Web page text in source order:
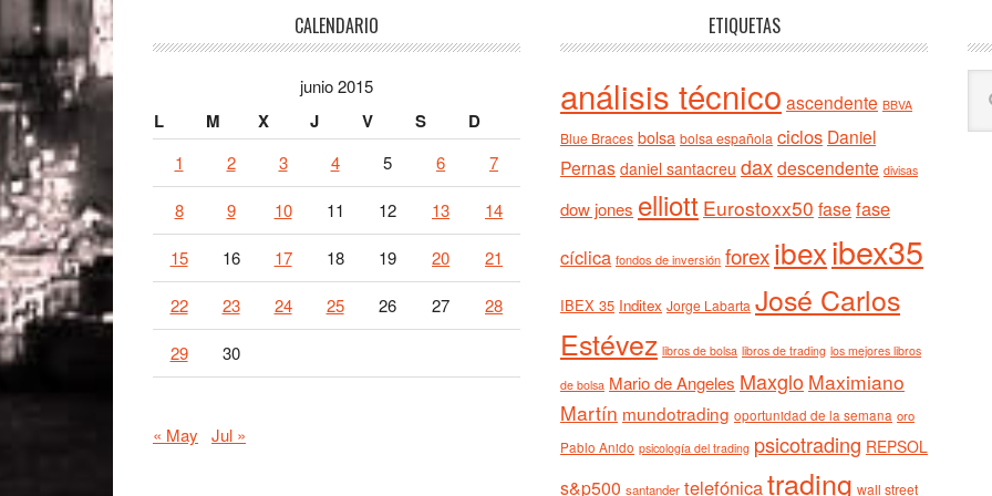
CALENDARIO
junio 2015
L M X J V S D
1 2 3 4 5 6 7
8 9 10 11 12 13 14
15 16 17 18 19 20 21
22 23 24 25 26 27 28
29 30
« May Jul »
ETIQUETAS
análisis técnico ascendente BBVA
Blue Braces bolsa bolsa española ciclos Daniel
Pernas daniel santacreu daxdescendente divisas
dow jones elliott Eurostoxx50 fasefase
cíclica fondos de inversión forexibexibex35
IBEX 35 Inditex Jorge Labarta José Carlos
Estévez libros de bolsa libros de trading los mejores libros
de bolsa Mario de Angeles Maxglo Maximiano
Martín mundotrading oportunidad de la semana oro
Pablo Anido psicología del trading psicotrading REPSOL
s&p500 santander telefónicatrading wall street